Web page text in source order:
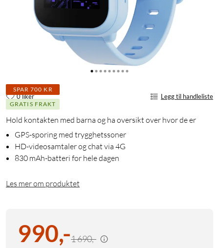
SPAR 700 KR
GRATIS FRAKT
0 liker Legg til handleliste
Hold kontakten med barna og ha oversikt over hvor de er
GPS-sporing med trygghetssoner
HD-videosamtaler og chat via 4G
830 mAh-batteri for hele dagen
Les mer om produktet
990,-1 690,-